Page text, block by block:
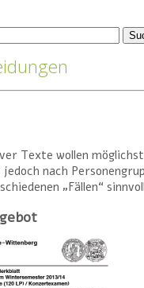
Texte wollen
nach
„Fällen“